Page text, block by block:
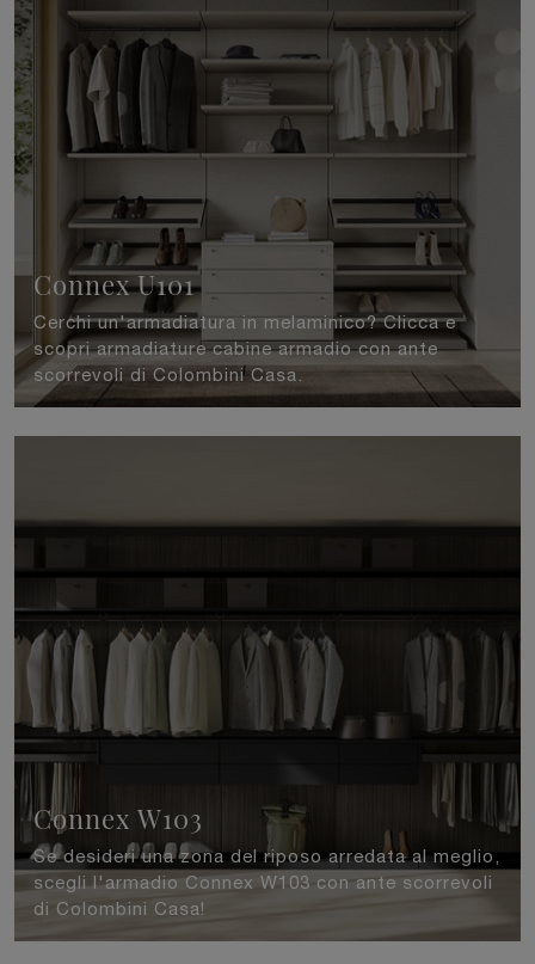
Connex U101
Cerchi un'armadiatura in melaminico? Clicca e
scopri armadiature cabine armadio con ante
scorrevoli di Colombini Casa.
Connex W103
Se desideri una zona del riposo arredata al meglio,
scegli l'armadio Connex W103 con ante scorrevoli
di Colombini Casa!